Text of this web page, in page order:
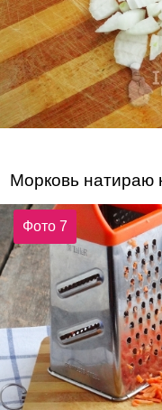
Морковь натираю
Фото 7